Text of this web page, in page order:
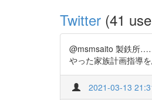
Twitter (41
@msmsaito 製鉄所
やった家族計画指導
2021-03-13